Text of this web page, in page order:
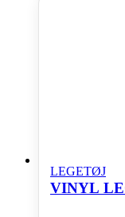
LEGETØJ
VINYL